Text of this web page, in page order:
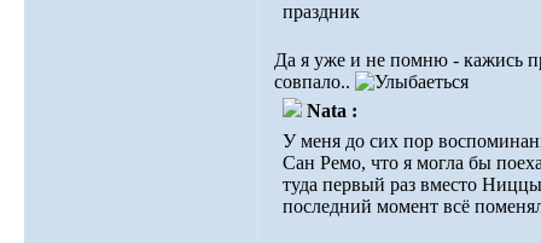
праздник
Да я уже и не помню - кажись
совпало..
Nata :
У меня до сих пор
Сан Ремо, что я могла бы
туда первый раз вместо
последний момент всё